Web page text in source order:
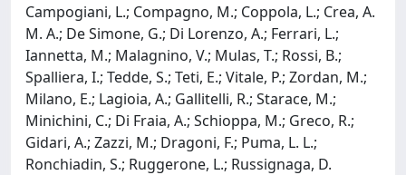
Campogiani, L.; Compagno, M.; Coppola, L.; Crea, A.
M. A.; De Simone, G.; Di Lorenzo, A.; Ferrari, L.;
Iannetta, M.; Malagnino, V.; Mulas, T.; Rossi, B.;
Spalliera, I.; Tedde, S.; Teti, E.; Vitale, P.; Zordan, M.;
Milano, E.; Lagioia, A.; Gallitelli, R.; Starace, M.;
Minichini, C.; Di Fraia, A.; Schioppa, M.; Greco, R.;
Gidari, A.; Zazzi, M.; Dragoni, F.; Puma, L. L.;
Ronchiadin, S.; Ruggerone, L.; Russignaga, D.